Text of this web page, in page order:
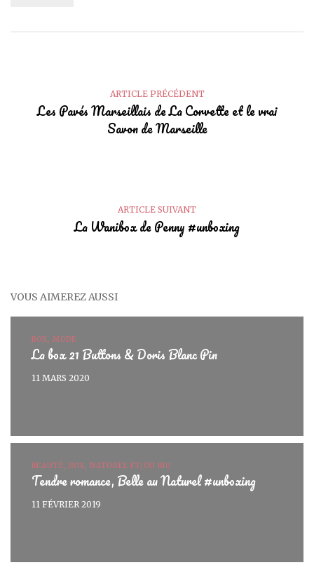
ARTICLE PRÉCÉDENT
Les Pavés Marseillais de La Corvette et le vrai
Savon de Marseille
ARTICLE SUIVANT
La Wanibox de Penny #unboxing
VOUS AIMEREZ AUSSI
BOX, MODE
La box 21 Buttons & Doris Blanc Pin
11 MARS 2020
BEAUTÉ, BOX, NATUREL ET/OU BIO
Tendre romance, Belle au Naturel #unboxing
11 FÉVRIER 2019